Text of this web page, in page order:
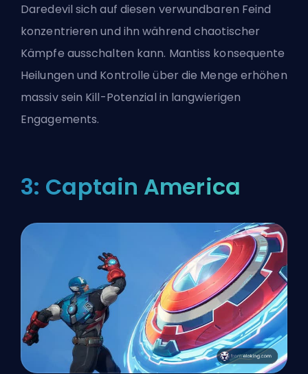
Daredevil sich auf diesen verwundbaren Feind
konzentrieren und ihn während chaotischer
Kämpfe ausschalten kann. Mantiss konsequente
Heilungen und Kontrolle über die Menge erhöhen
massiv sein Kill-Potenzial in langwierigen
Engagements.
3: Captain America